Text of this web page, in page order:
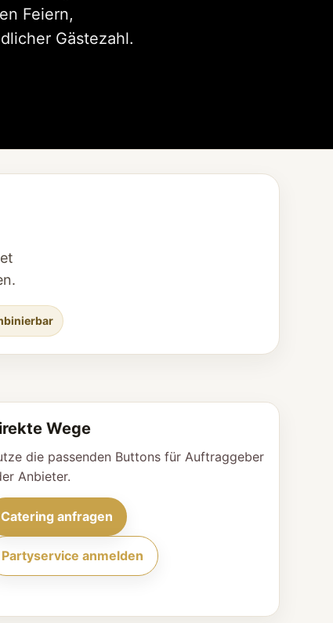
Feiern,
Gästezahl.
Wege
die passenden Buttons für Auftraggeber
Anbieter.
Catering anfragen
Partyservice anmelden